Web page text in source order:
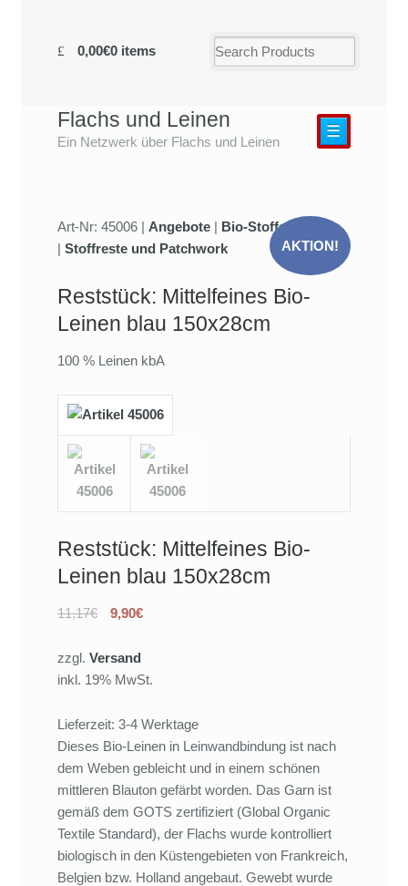
0,00€0 items
Flachs und Leinen
Ein Netzwerk über Flachs und Leinen
☰
AKTION!
Art-Nr: 45006 | Angebote | Bio-Stoffe
|Stoffreste und Patchwork
Reststück: Mittelfeines Bio-
Leinen blau 150x28cm
100 % Leinen kbA
Reststück: Mittelfeines Bio-
Leinen blau 150x28cm
11,17€ 9,90€
zzgl.Versand
inkl. 19% MwSt.
Lieferzeit: 3-4 Werktage
Dieses Bio-Leinen in Leinwandbindung ist nach
dem Weben gebleicht und in einem schönen
mittleren Blauton gefärbt worden. Das Garn ist
gemäß dem GOTS zertifiziert (Global Organic
Textile Standard), der Flachs wurde kontrolliert
biologisch in den Küstengebieten von Frankreich,
Belgien bzw. Holland angebaut. Gewebt wurde